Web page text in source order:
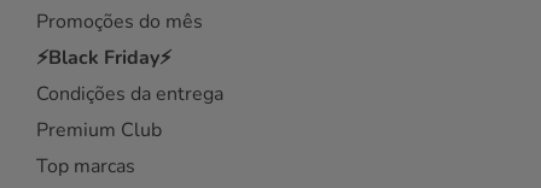
Promoções do mês
⚡Black Friday⚡
Condições da entrega
Premium Club
Top marcas